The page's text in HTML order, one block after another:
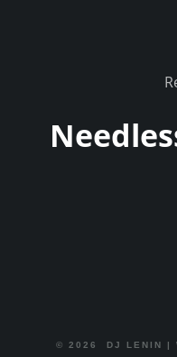
© 2026 DJ LENIN |